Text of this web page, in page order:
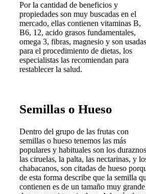
Por la cantidad de beneficios y
propiedades son muy buscadas en el
mercado, ellas contienen vitaminas B,
B6, 12, acido grasos fundamentales,
omega 3, fibras, magnesio y son usadas
para el procedimiento de dietas, los
especialistas las recomiendan para
restablecer la salud.
Semillas o Hueso
Dentro del grupo de las frutas con
semillas o hueso tenemos las más
populares y habituales son los
las ciruelas, la palta, las nectarinas, y
chabacanos, son citadas de hueso
de esta forma describe que la semilla
contienen es de un tamaño muy